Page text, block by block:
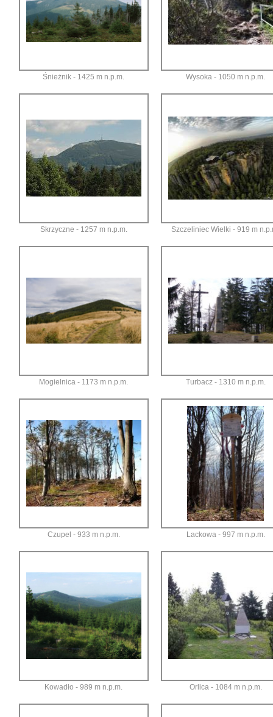
Śnieżnik - 1425 m n.p.m. Wysoka - 1050 m n.p.m.
Skrzyczne - 1257 m n.p.m. Szczeliniec Wielki - 919 m
Mogielnica - 1173 m n.p.m. Turbacz - 1310 m n.p.m.
Czupel - 933 m n.p.m. Lackowa - 997 m n.p.m.
Kowadło - 989 m n.p.m. Orlica - 1084 m n.p.m.